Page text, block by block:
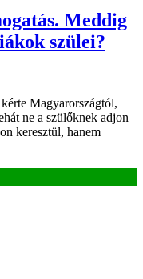
Meddig
szülei?
Magyarországtól,
ne a szülőknek adjon
keresztül, hanem